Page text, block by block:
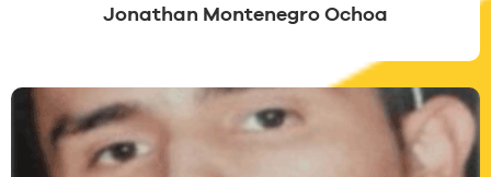
Jonathan Montenegro Ochoa